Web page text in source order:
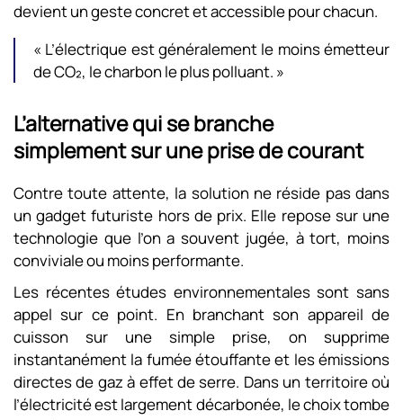
devient un geste concret et accessible pour chacun.
« L’électrique est généralement le moins émetteur
de CO₂, le charbon le plus polluant. »
L’alternative qui se branche
simplement sur une prise de courant
Contre toute attente, la solution ne réside pas dans
un gadget futuriste hors de prix. Elle repose sur une
technologie que l’on a souvent jugée, à tort, moins
conviviale ou moins performante.
Les récentes études environnementales sont sans
appel sur ce point. En branchant son appareil de
cuisson sur une simple prise, on supprime
instantanément la fumée étouffante et les émissions
directes de gaz à effet de serre. Dans un territoire où
l’électricité est largement décarbonée, le choix tombe